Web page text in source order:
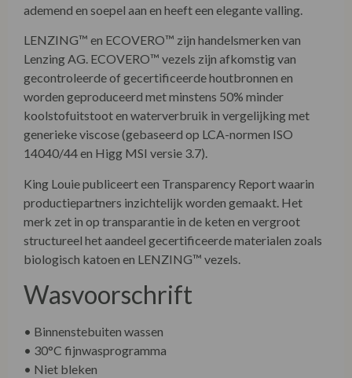
ademend en soepel aan en heeft een elegante valling.
LENZING™ en ECOVERO™ zijn handelsmerken van
Lenzing AG. ECOVERO™ vezels zijn afkomstig van
gecontroleerde of gecertificeerde houtbronnen en
worden geproduceerd met minstens 50% minder
koolstofuitstoot en waterverbruik in vergelijking met
generieke viscose (gebaseerd op LCA-normen ISO
14040/44 en Higg MSI versie 3.7).
King Louie publiceert een Transparency Report waarin
productiepartners inzichtelijk worden gemaakt. Het
merk zet in op transparantie in de keten en vergroot
structureel het aandeel gecertificeerde materialen zoals
biologisch katoen en LENZING™ vezels.
Wasvoorschrift
• Binnenstebuiten wassen
• 30°C fijnwasprogramma
• Niet bleken